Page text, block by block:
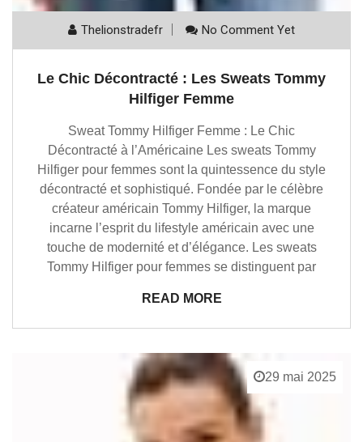
Thelionstradefr No Comment Yet
Le Chic Décontracté : Les Sweats Tommy
Hilfiger Femme
Sweat Tommy Hilfiger Femme : Le Chic
Décontracté à l’Américaine Les sweats Tommy
Hilfiger pour femmes sont la quintessence du style
décontracté et sophistiqué. Fondée par le célèbre
créateur américain Tommy Hilfiger, la marque
incarne l’esprit du lifestyle américain avec une
touche de modernité et d’élégance. Les sweats
Tommy Hilfiger pour femmes se distinguent par
READ MORE
29 mai 2025